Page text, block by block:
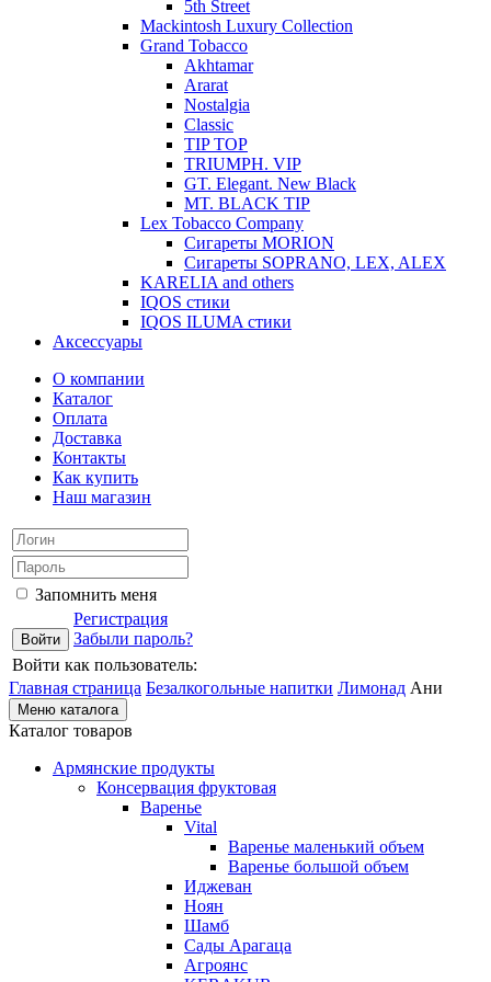
5th Street
Mackintosh Luxury Collection
Grand Tobacco
Akhtamar
Ararat
Nostalgia
Classic
TIP TOP
TRIUMPH. VIP
GT. Elegant. New Black
MT. BLACK TIP
Lex Tobacco Company
Сигареты MORION
Сигареты SOPRANO, LEX, ALEX
KARELIA and others
IQOS стики
IQOS ILUMA стики
Аксессуары
О компании
Каталог
Оплата
Доставка
Контакты
Как купить
Наш магазин
Запомнить меня
Регистрация
Забыли пароль?
Войти как пользователь:
Главная страница Безалкогольные напитки Лимонад Ани
Меню каталога
Каталог товаров
Армянские продукты
Консервация фруктовая
Варенье
Vital
Варенье маленький объем
Варенье большой объем
Иджеван
Ноян
Шамб
Сады Арагаца
Агроянс